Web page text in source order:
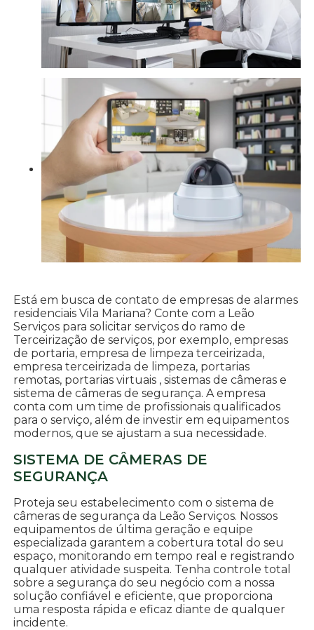
Está em busca de contato de empresas de alarmes
residenciais Vila Mariana? Conte com a Leão
Serviços para solicitar serviços do ramo de
Terceirização de serviços, por exemplo, empresas
de portaria, empresa de limpeza terceirizada,
empresa terceirizada de limpeza, portarias
remotas, portarias virtuais , sistemas de câmeras e
sistema de câmeras de segurança. A empresa
conta com um time de profissionais qualificados
para o serviço, além de investir em equipamentos
modernos, que se ajustam a sua necessidade.
SISTEMA DE CÂMERAS DE
SEGURANÇA
Proteja seu estabelecimento com o sistema de
câmeras de segurança da Leão Serviços. Nossos
equipamentos de última geração e equipe
especializada garantem a cobertura total do seu
espaço, monitorando em tempo real e registrando
qualquer atividade suspeita. Tenha controle total
sobre a segurança do seu negócio com a nossa
solução confiável e eficiente, que proporciona
uma resposta rápida e eficaz diante de qualquer
incidente.